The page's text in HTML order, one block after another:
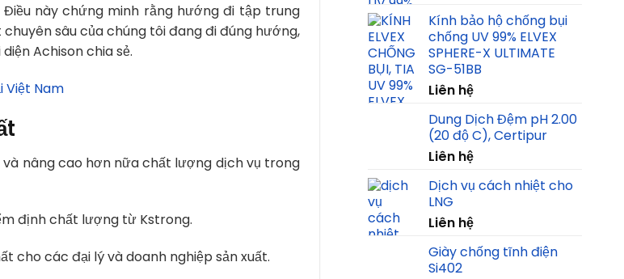
này chứng minh rằng hướng đi tập trung
sâu của chúng tôi đang đi đúng hướng,
Achison chia sẻ.
Việt Nam
nâng cao hơn nữa chất lượng dịch vụ trong
định chất lượng từ Kstrong.
cho các đại lý và doanh nghiệp sản xuất.
Kính bảo hộ chống bụi
chống UV 99% ELVEX
SPHERE-X ULTIMATE
SG-51BB
Liên hệ
Dung Dịch Đệm pH 2.00
(20 độ C), Certipur
Liên hệ
Dịch vụ cách nhiệt cho
LNG
Liên hệ
Giày chống tĩnh điện
Si402